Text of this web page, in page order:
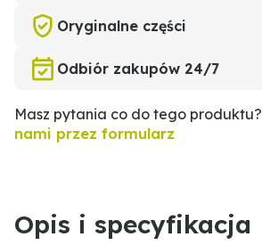
Oryginalne części
Odbiór zakupów 24/7
Masz pytania co do tego produktu?
nami przez formularz
Opis i specyfikacja